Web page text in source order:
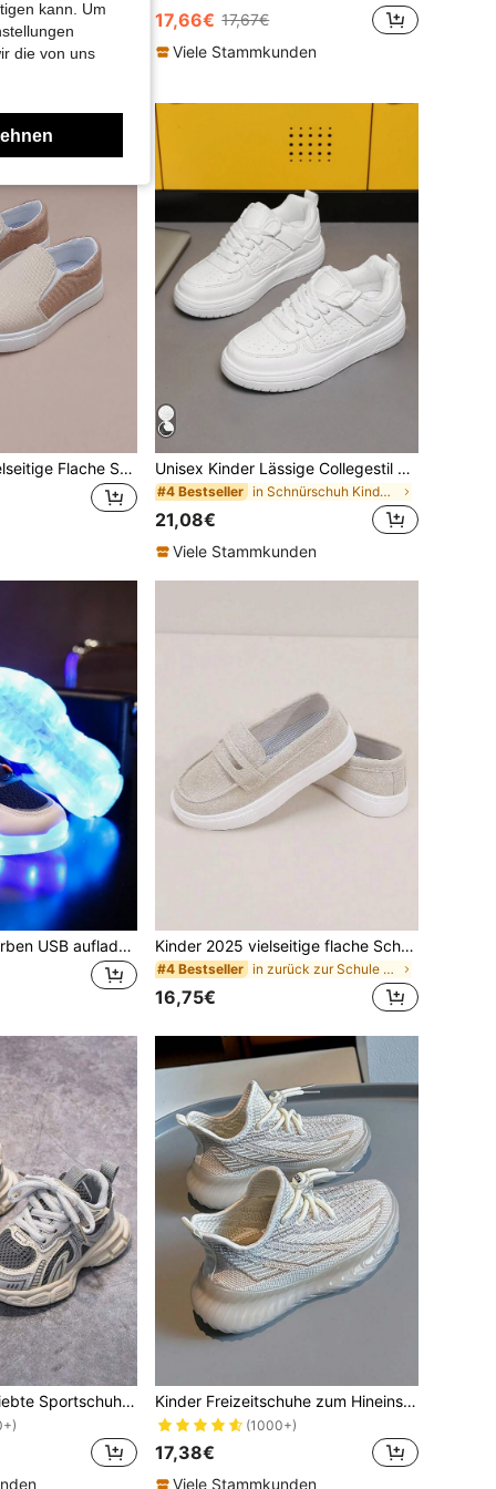
in zurück zur Schule Kinder Turnschuhe 17,66€ 17,67€
Viele Stammkunden
Modische und vielseitige Flache Schuhe für Kinder, leichte Slip-On Lässig Sneaker mit Niedrigem Schaft Unisex Kinder Lässige Collegestil atmungsaktive rutschfeste leichte bequeme Low-Top Athletik Lauf Sport Sneaker
#4 Bestseller in Schnürschuh Kinder Turnschuhe
21,08€
Viele Stammkunden
GUANGLAN 7-Farben USB aufladbare LED leuchtende Schuhe, Jungen Sportschuhe für Kleinkinder/Kleine/Große Kinder, atmungsaktives Mesh, Drehknopf, Cartoon Design, geeignet für Frühling/Sommer/Herbst, Unisex, Schwarzer Stilvoller, blinkende LED Sneaker Kinder 2025 vielseitige flache Schuhe, leichte Low-Top Lässige Schuhe
#4 Bestseller in zurück zur Schule Kinder Turnschuhe
16,75€
1 Paar Kinder Beliebte Sportschuhe, Herbst/Winter Neue Mesh atmungsaktive Jungen Weiche Sohle Rutschfeste Freizeitschuhe, Mädchen Schuhe, Sneaker Kinder Freizeitschuhe zum Hineinschlüpfen, Frühlings- und Herbstsportschuhe, Unisex Fashion Sneakers
(1000+)
17,38€
Viele Stammkunden
kann. Um
die von uns